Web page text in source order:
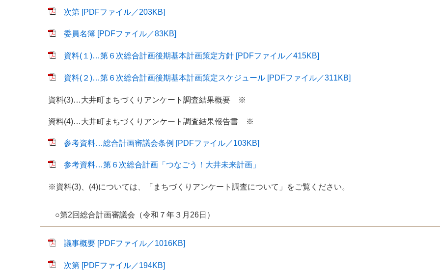
次第 [PDFファイル／203KB]
委員名簿 [PDFファイル／83KB]
資料(１)…第６次総合計画後期基本計画策定方針 [PDFファイル／415KB]
資料(２)…第６次総合計画後期基本計画策定スケジュール [PDFファイル／311KB]
資料(3)…大井町まちづくりアンケート調査結果概要 ※
資料(4)…大井町まちづくりアンケート調査結果報告書 ※
参考資料…総合計画審議会条例 [PDFファイル／103KB]
参考資料…第６次総合計画「つなごう！大井未来計画」
※資料(3)、(4)については、「まちづくりアンケート調査について」をご覧ください。
○第2回総合計画審議会（令和７年３月26日）
議事概要 [PDFファイル／1016KB]
次第 [PDFファイル／194KB]